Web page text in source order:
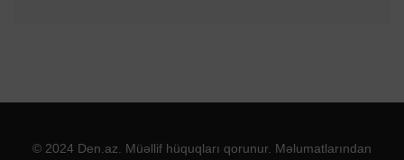
© 2024 Den.az. Müəllif hüquqları qorunur. Məlumatlarından